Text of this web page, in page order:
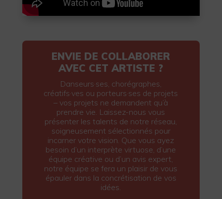
ENVIE DE COLLABORER
AVEC CET ARTISTE ?
Danseurs·ses, chorégraphes,
créatifs·ves ou porteurs·ses de projets
– vos projets ne demandent qu’à
prendre vie. Laissez-nous vous
présenter les talents de notre réseau,
soigneusement sélectionnés pour
incarner votre vision. Que vous ayez
besoin d’un interprète virtuose, d’une
équipe créative ou d’un avis expert,
notre équipe se fera un plaisir de vous
épauler dans la concrétisation de vos
idées.